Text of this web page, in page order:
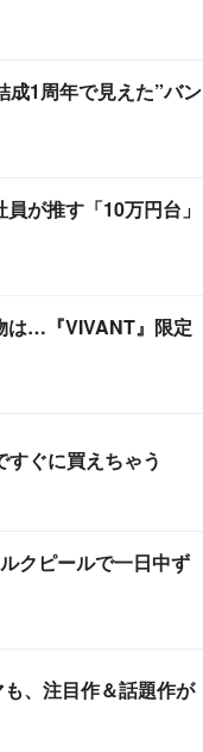
1周年で見えた”バン
員が推す「10万円台」
は…『VIVANT』限定
すぐに買えちゃう
クピールで一日中ず
、注目作＆話題作が